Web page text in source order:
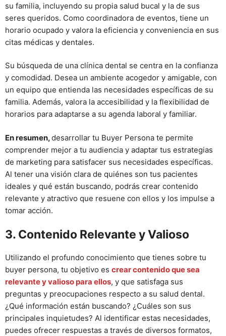
su familia, incluyendo su propia salud bucal y la de sus
seres queridos. Como coordinadora de eventos, tiene un
horario ocupado y valora la eficiencia y conveniencia en sus
citas médicas y dentales.
Su búsqueda de una clínica dental se centra en la confianza
y comodidad. Desea un ambiente acogedor y amigable, con
un equipo que entienda las necesidades específicas de su
familia. Además, valora la accesibilidad y la flexibilidad de
horarios para adaptarse a su agenda laboral y familiar.
En resumen,desarrollar tu Buyer Persona te permite
comprender mejor a tu audiencia y adaptar tus estrategias
de marketing para satisfacer sus necesidades específicas.
Al tener una visión clara de quiénes son tus pacientes
ideales y qué están buscando, podrás crear contenido
relevante y atractivo que resuene con ellos y los impulse a
tomar acción.
3. Contenido Relevante y Valioso
Utilizando el profundo conocimiento que tienes sobre tu
buyer persona, tu objetivo es crear contenido que sea
relevante y valioso para ellos, y que satisfaga sus
preguntas y preocupaciones respecto a su salud dental.
¿Qué información están buscando? ¿Cuáles son sus
principales inquietudes? Al identificar estas necesidades,
puedes ofrecer respuestas a través de diversos formatos,